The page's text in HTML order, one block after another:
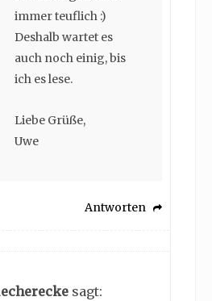
immer teuflich :)
Deshalb wartet es
auch noch einig, bis
ich es lese.
Liebe Grüße,
Uwe
Antworten
sagt: